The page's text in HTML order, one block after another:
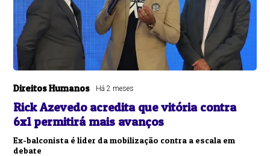
Direitos Humanos Há 2 meses
Rick Azevedo acredita que vitória contra
6x1 permitirá mais avanços
Ex-balconista é líder da mobilização contra a escala em
debate